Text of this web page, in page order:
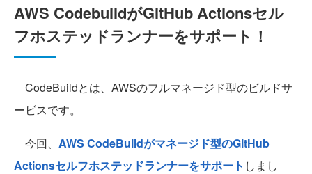
AWS CodebuildがGitHub Actionsセル
フホステッドランナーをサポート！
CodeBuildとは、AWSのフルマネージド型のビルドサ
ービスです。
今回、 AWS CodeBuildがマネージド型のGitHub
Actionsセルフホステッドランナーをサポート しまし